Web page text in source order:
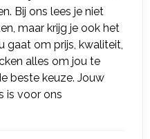
Bij ons lees je niet
maar krijg je ook het
gaat om prijs, kwaliteit,
alles om jou te
beste keuze. Jouw
is voor ons